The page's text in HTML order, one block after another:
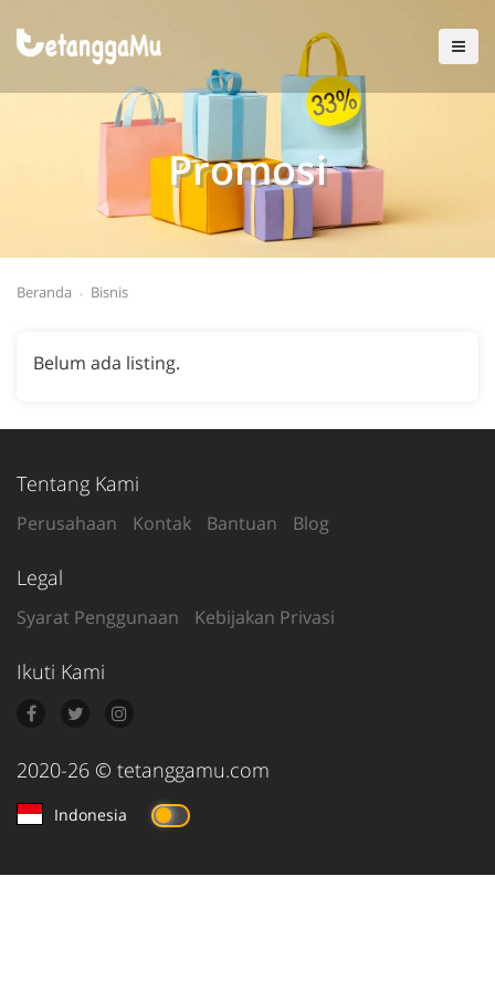
Promosi
Beranda Bisnis
Belum ada listing.
Tentang Kami
Perusahaan Kontak Bantuan Blog
Legal
Syarat Penggunaan Kebijakan Privasi
Ikuti Kami
2020-26 © tetanggamu.com
Indonesia